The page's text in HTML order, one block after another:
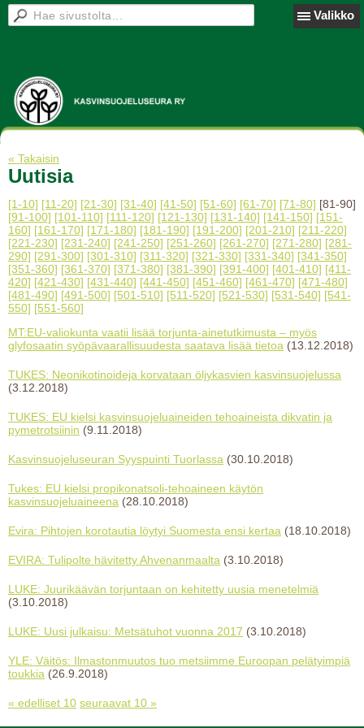
Valikko
« Takaisin
Uutisia
[1-10] [11-20] [21-30] [31-40] [41-50] [51-60] [61-70] [71-80] [81-90]
[91-100] [101-110] [111-120] [121-130] [131-140] [141-150] [151-
160] [161-170] [171-180] [181-190] [191-200] [201-210] [211-220]
[221-230] [231-240] [241-250] [251-260] [261-270] [271-280] [281-
290] [291-300] [301-310] [311-320] [321-330] [331-340] [341-350]
[351-360] [361-370] [371-380] [381-390] [391-400] [401-410] [411-
420] [421-430] [431-440] [441-450] [451-460] [461-470] [471-480]
[481-490] [491-500] [501-510] [511-520] [521-530] [531-540] [541-
550] [551-560]
MT:EU-valiokunta vaatii lisää torjunta-ainetutkimusta – myös
glyfosaatin syöpävaarallisuudesta saatava lisää tietoa (13.12.2018)
TUKES: Neonikotinoideja korvataan öljykasvien kasvinsuojelussa
(3.12.2018)
TUKES: EU kielsi kasvinsuojeluaineiden tehoaineista dikvatin ja
pymetrotsiinin (9.11.2018)
Kasvinsuojeluseuran Syyspuinti Tuorlassa (30.10.2018)
Tukes: EU kielsi propikonatsoli-tehoaineen käytön
kasvinsuojeluaineena (28.10.2018)
Evira: Pihtojen korotautia löytyi Suomesta ensi kertaa (18.10.2018)
EVIRA: Tulipolte hävitetty Ahvenanmaalta (3.10.2018)
LUKE: Juurikäävän torjuntaan on kehitetty uusia menetelmiä
(3.10.2018)
LUKE: Uusi julkaisu: Metsätuhot vuonna 2017 (3.10.2018)
YLE: Väitös: Ilmastonmuutos tuo metsiimme Euroopan pelätyimpiä
toukkia (26.9.2018)
« edelliset 10 seuraavat 10 »